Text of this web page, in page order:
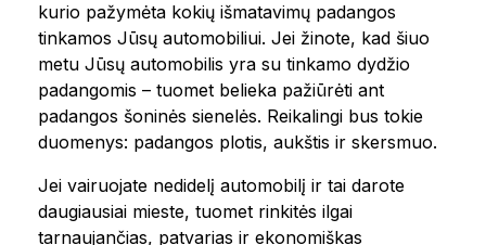
kurio pažymėta kokių išmatavimų padangos
tinkamos Jūsų automobiliui. Jei žinote, kad šiuo
metu Jūsų automobilis yra su tinkamo dydžio
padangomis – tuomet belieka pažiūrėti ant
padangos šoninės sienelės. Reikalingi bus tokie
duomenys: padangos plotis, aukštis ir skersmuo.
Jei vairuojate nedidelį automobilį ir tai darote
daugiausiai mieste, tuomet rinkitės ilgai
tarnaujančias, patvarias ir ekonomiškas